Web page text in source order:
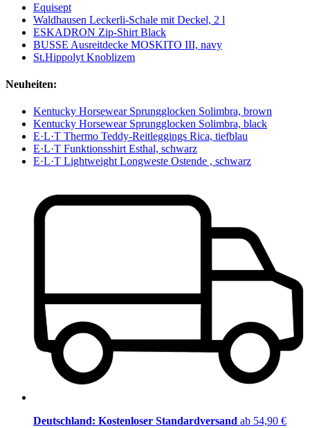
Equisept
Waldhausen Leckerli-Schale mit Deckel, 2 l
ESKADRON Zip-Shirt Black
BUSSE Ausreitdecke MOSKITO III, navy
St.Hippolyt Knoblizem
Neuheiten:
Kentucky Horsewear Sprungglocken Solimbra, brown
Kentucky Horsewear Sprungglocken Solimbra, black
E·L·T Thermo Teddy-Reitleggings Rica, tiefblau
E·L·T Funktionsshirt Esthal, schwarz
E·L·T Lightweight Longweste Ostende , schwarz
Deutschland: Kostenloser Standardversand ab 54,90 €